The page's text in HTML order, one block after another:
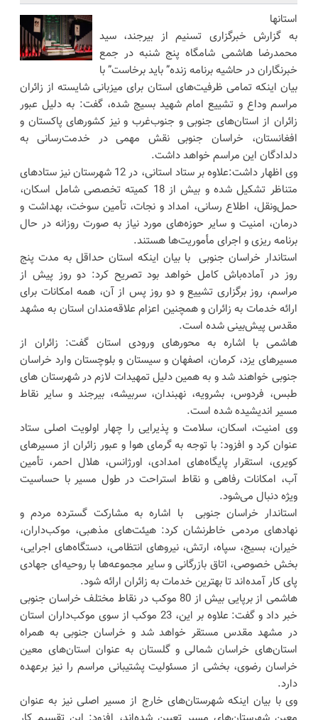
استانها
به گزارش خبرگزاری تسنیم از بیرجند، سید
محمدرضا هاشمی شامگاه پنج شنبه در جمع
خبرنگاران در حاشیه برنامه زنده” باید برخاست” با
بیان اینکه تمامی ظرفیت‌های استان برای میزبانی شایسته از زائران
مراسم وداع و تشییع امام شهید بسیج شده، گفت: به دلیل عبور
زائران از استان‌های جنوبی و جنوب‌غرب و نیز کشورهای پاکستان و
افغانستان، خراسان جنوبی نقش مهمی در خدمت‌رسانی به
دلدادگان این مراسم خواهد داشت.
وی اظهار داشت:علاوه بر ستاد استانی، در 12 شهرستان نیز ستادهای
متناظر تشکیل شده و بیش از 18 کمیته تخصصی شامل اسکان،
حمل‌ونقل، اطلاع‌ رسانی، امداد و نجات، تأمین سوخت، بهداشت و
درمان، امنیت و سایر حوزه‌های مورد نیاز به صورت روزانه در حال
برنامه‌ ریزی و اجرای مأموریت‌ها هستند.
استاندار خراسان جنوبی با بیان اینکه استان حداقل به مدت پنج
روز در آماده‌باش کامل خواهد بود تصریح کرد: دو روز پیش از
مراسم، روز برگزاری تشییع و دو روز پس از آن، همه امکانات برای
ارائه خدمات به زائران و همچنین اعزام علاقه‌مندان استان به مشهد
مقدس پیش‌بینی شده است.
هاشمی با اشاره به محورهای ورودی استان گفت: زائران از
مسیرهای یزد، کرمان، اصفهان و سیستان و بلوچستان وارد خراسان
جنوبی خواهند شد و به همین دلیل تمهیدات لازم در شهرستان‌ های
طبس، فردوس، بشرویه، نهبندان، سربیشه، بیرجند و سایر نقاط
مسیر اندیشیده شده است.
وی امنیت، اسکان، سلامت و پذیرایی را چهار اولویت اصلی ستاد
عنوان کرد و افزود: با توجه به گرمای هوا و عبور زائران از مسیرهای
کویری، استقرار پایگاه‌های امدادی، اورژانس، هلال احمر، تأمین
آب، امکانات رفاهی و نقاط استراحت در طول مسیر با حساسیت
ویژه دنبال می‌شود.
استاندار خراسان جنوبی با اشاره به مشارکت گسترده مردم و
نهادهای مردمی خاطرنشان کرد: هیئت‌های مذهبی، موکب‌داران،
خیران، بسیج، سپاه، ارتش، نیروهای انتظامی، دستگاه‌های اجرایی،
بخش خصوصی، اتاق بازرگانی و سایر مجموعه‌ها با روحیه‌ای جهادی
پای کار آمده‌اند تا بهترین خدمات به زائران ارائه شود.
هاشمی از برپایی بیش از 80 موکب در نقاط مختلف خراسان جنوبی
خبر داد و گفت: علاوه بر این، 23 موکب از سوی موکب‌داران استان
در مشهد مقدس مستقر خواهد شد و خراسان جنوبی به همراه
استان‌های خراسان شمالی و گلستان به عنوان استان‌های معین
خراسان رضوی، بخشی از مسئولیت پشتیبانی مراسم را نیز برعهده
دارد.
وی با بیان اینکه شهرستان‌های خارج از مسیر اصلی نیز به عنوان